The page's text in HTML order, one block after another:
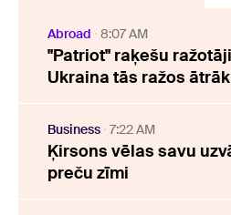
Abroad 8:07 AM
"Patriot" raķešu
Ukraina tās ražos
Business 7:22 AM
Ķirsons vēlas savu
preču zīmi